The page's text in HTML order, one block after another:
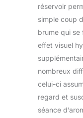
réservoir
simple coup
brume qui se
effet visuel
nombreux
celui-ci
regard et
séance